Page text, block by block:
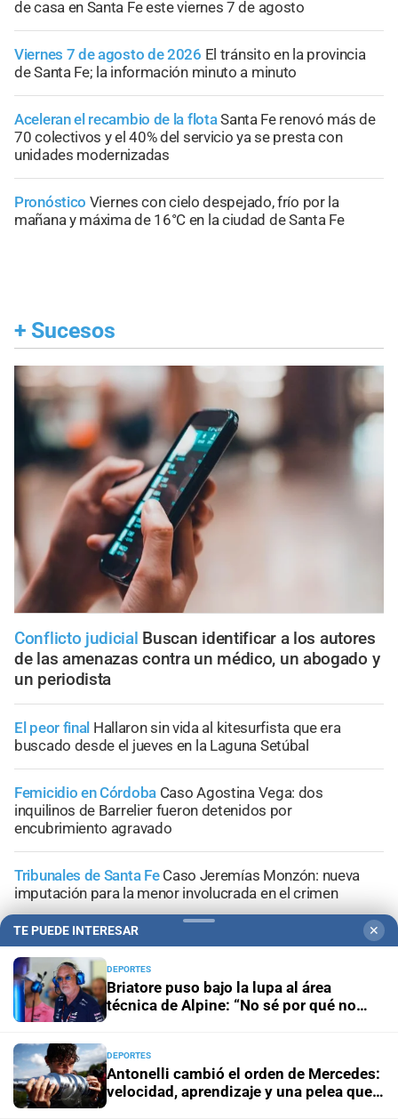
de casa en Santa Fe este viernes 7 de agosto
Viernes 7 de agosto de 2026 El tránsito en la provincia
de Santa Fe; la información minuto a minuto
Aceleran el recambio de la flotaSanta Fe renovó más de
70 colectivos y el 40% del servicio ya se presta con
unidades modernizadas
Pronóstico Viernes con cielo despejado, frío por la
mañana y máxima de 16°C en la ciudad de Santa Fe
+ Sucesos
Conflicto judicial Buscan identificar a los autores
de las amenazas contra un médico, un abogado y
un periodista
El peor final Hallaron sin vida al kitesurfista que era
buscado desde el jueves en la Laguna Setúbal
Femicidio en Córdoba Caso Agostina Vega: dos
inquilinos de Barrelier fueron detenidos por
encubrimiento agravado
Tribunales de Santa Fe Caso Jeremías Monzón: nueva
imputación para la menor involucrada en el crimen
Conferencia de prensa
incendiado podría extenderse a otros establecimientos
clandestinos
+Información General
TE PUEDE INTERESAR ✕
DEPORTES
Briatore puso bajo la lupa al área
técnica de Alpine: “No sé por qué no
DEPORTES
Antonelli cambió el orden de Mercedes:
velocidad, aprendizaje y una pelea que